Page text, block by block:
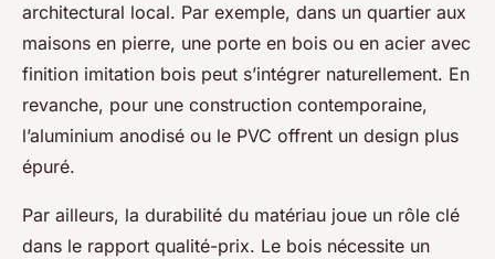
architectural local. Par exemple, dans un quartier aux
maisons en pierre, une porte en bois ou en acier avec
finition imitation bois peut s’intégrer naturellement. En
revanche, pour une construction contemporaine,
l’aluminium anodisé ou le PVC offrent un design plus
épuré.
Par ailleurs, la durabilité du matériau joue un rôle clé
dans le rapport qualité-prix. Le bois nécessite un